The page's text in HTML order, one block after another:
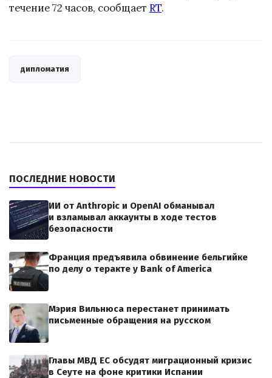
течение 72 часов, сообщает RT.
дипломатия
ПОСЛЕДНИЕ НОВОСТИ
ИИ от Anthropic и OpenAI обманывал
и взламывал аккаунты в ходе тестов
безопасности
Франция предъявила обвинение бельгийке
по делу о теракте у Bank of America
Мэрия Вильнюса перестанет принимать
письменные обращения на русском
Главы МВД ЕС обсудят миграционный кризис
в Сеуте на фоне критики Испании